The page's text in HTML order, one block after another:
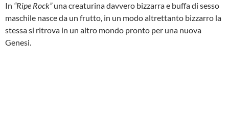
In “Ripe Rock”una creaturina davvero bizzarra e buffa di sesso
maschile nasce da un frutto, in un modo altrettanto bizzarro la
stessa si ritrova in un altro mondo pronto per una nuova
Genesi.